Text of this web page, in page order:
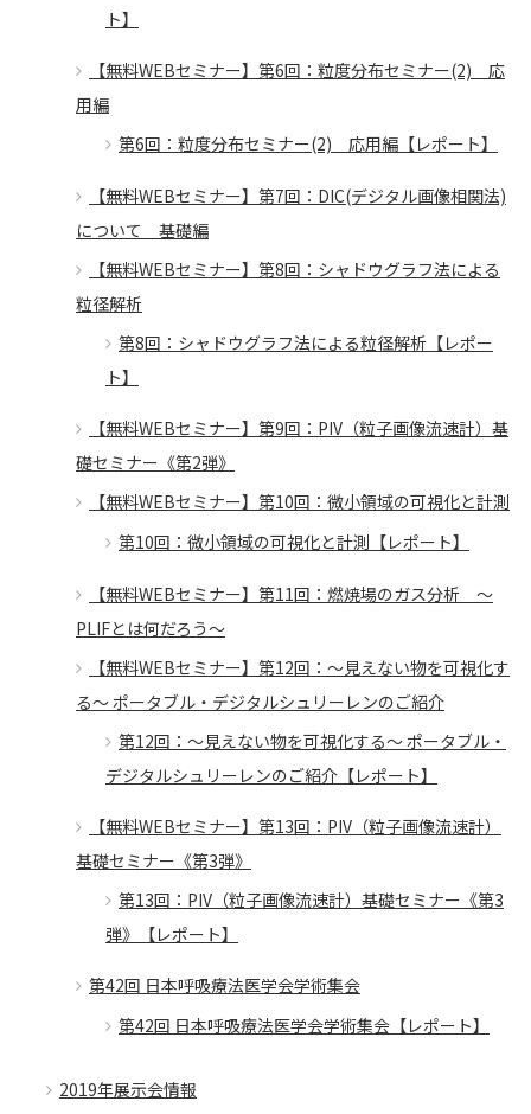
ト】
【無料WEBセミナー】第6回：粒度分布セミナー(2) 応
用編
第6回：粒度分布セミナー(2) 応用編【レポート】
【無料WEBセミナー】第7回：DIC(デジタル画像相関法)
について 基礎編
【無料WEBセミナー】第8回：シャドウグラフ法による
粒径解析
第8回：シャドウグラフ法による粒径解析【レポー
ト】
【無料WEBセミナー】第9回：PIV（粒子画像流速計）基
礎セミナー《第2弾》
【無料WEBセミナー】第10回：微小領域の可視化と計測
第10回：微小領域の可視化と計測【レポート】
【無料WEBセミナー】第11回：燃焼場のガス分析 ～
PLIFとは何だろう～
【無料WEBセミナー】第12回：～見えない物を可視化す
る～ ポータブル・デジタルシュリーレンのご紹介
第12回：～見えない物を可視化する～ ポータブル・
デジタルシュリーレンのご紹介【レポート】
【無料WEBセミナー】第13回：PIV（粒子画像流速計）
基礎セミナー《第3弾》
第13回：PIV（粒子画像流速計）基礎セミナー《第3
弾》【レポート】
第42回 日本呼吸療法医学会学術集会
第42回 日本呼吸療法医学会学術集会【レポート】
2019年展示会情報